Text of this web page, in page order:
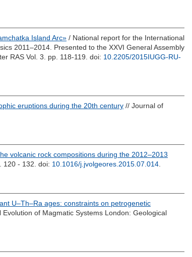
Island Arc» / National report for the International
2011–2014. Presented to the XXVI General Assembly
RAS Vol. 3. pp. 118-119. doi: 10.2205/2015IUGG-RU-
eruptions during the 20th century // Journal of
volcanic rock compositions during the 2012–2013
120 - 132. doi: 10.1016/j.jvolgeores.2015.07.014
U–Th–Ra ages: constraints on petrogenetic
of Magmatic Systems London: Geological